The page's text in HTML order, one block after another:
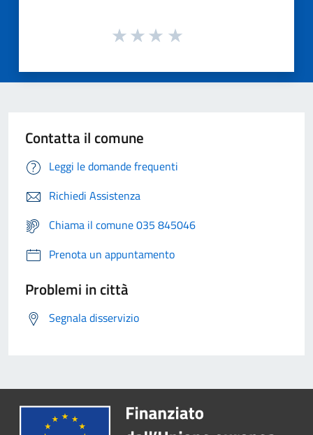
Contatta il comune
Leggi le domande frequenti
Richiedi Assistenza
Chiama il comune 035 845046
Prenota un appuntamento
Problemi in città
Segnala disservizio